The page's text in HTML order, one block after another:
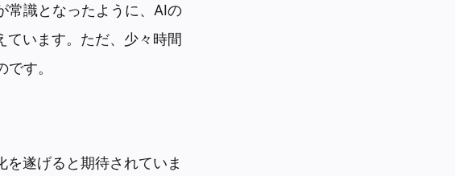
常識となったように、AIの
ています。ただ、少々時間
す。
遂げると期待されていま